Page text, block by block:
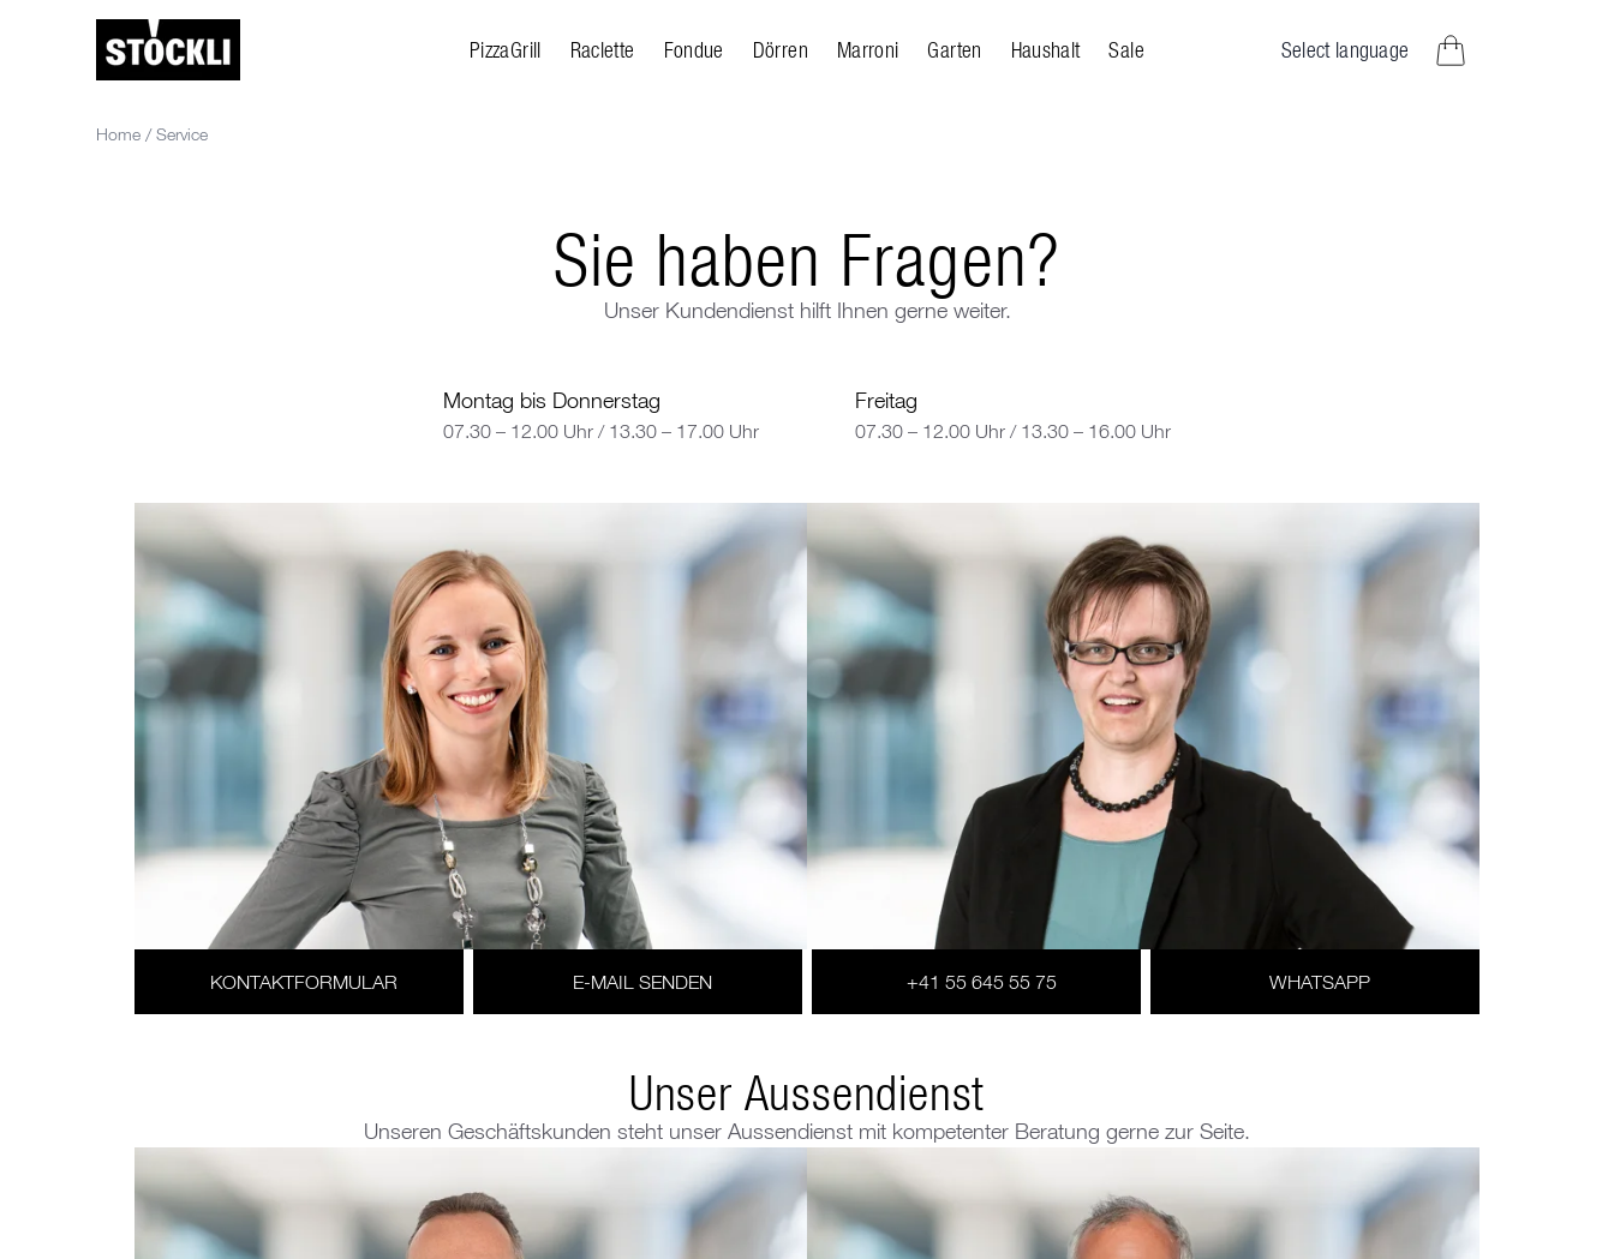
PizzaGrill Raclette Fondue Dörren Marroni Garten Haushalt Sale Select language
Artikel im
Home / Service
Sie haben Fragen?
Unser Kundendienst hilft Ihnen gerne weiter.
Montag bis Donnerstag
07.30 – 12.00 Uhr /13.30 – 17.00 Uhr
Freitag
07.30 – 12.00 Uhr /13.30 – 16.00 Uhr
KONTAKTFORMULAR E-MAIL SENDEN +41 55 645 55 75 WHATSAPP
Unser Aussendienst
Unseren Geschäftskunden steht unser Aussendienst mit kompetenter Beratung gerne zur Seite.